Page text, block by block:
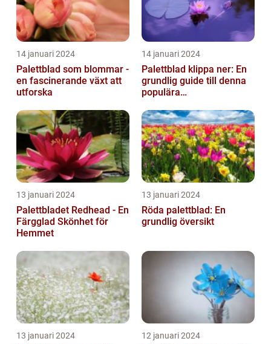
14 januari 2024
Palettblad som blommar -
en fascinerande växt att
utforska
14 januari 2024
Palettblad klippa ner: En
grundlig guide till denna
populära
13 januari 2024
Palettbladet Redhead - En
Färgglad Skönhet för
Hemmet
13 januari 2024
Röda palettblad: En
grundlig översikt
13 januari 2024 12 januari 2024